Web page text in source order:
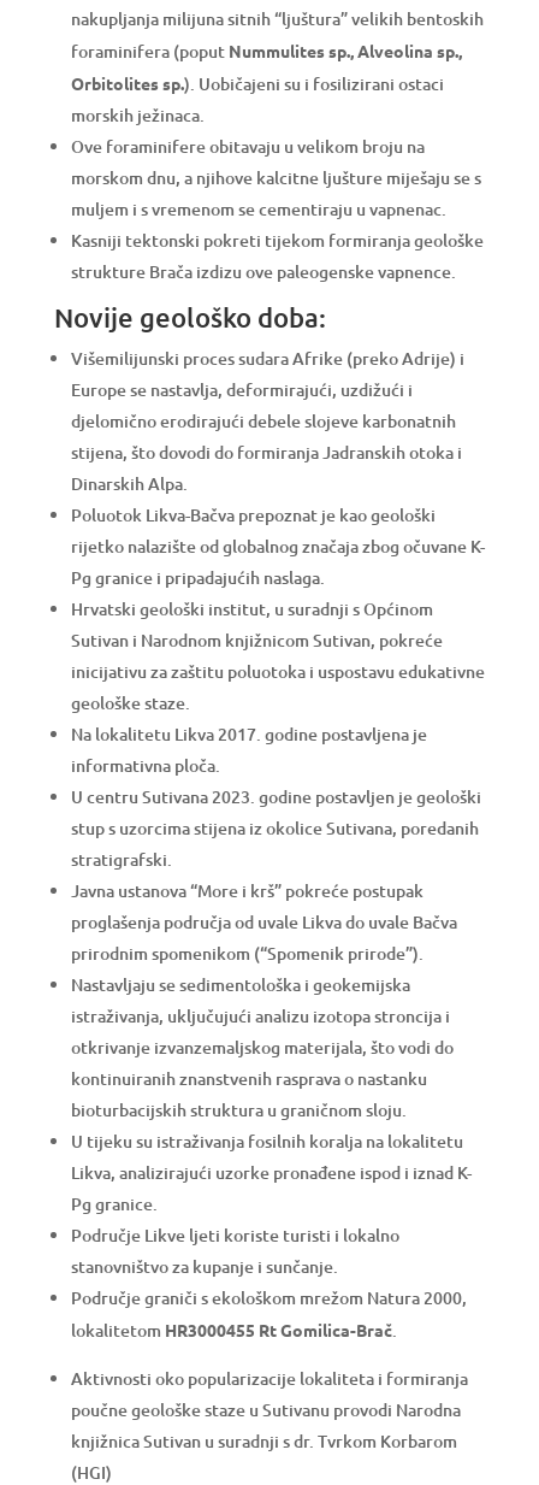
nakupljanja milijuna sitnih “ljuštura” velikih bentoskih
foraminifera (poput Nummulites sp., Alveolina sp.,
Orbitolites sp.). Uobičajeni su i fosilizirani ostaci
morskih ježinaca.
Ove foraminifere obitavaju u velikom broju na
morskom dnu, a njihove kalcitne ljušture miješaju se s
muljem i s vremenom se cementiraju u vapnenac.
Kasniji tektonski pokreti tijekom formiranja geološke
strukture Brača izdizu ove paleogenske vapnence.
Novije geološko doba:
Višemilijunski proces sudara Afrike (preko Adrije) i
Europe se nastavlja, deformirajući, uzdižući i
djelomično erodirajući debele slojeve karbonatnih
stijena, što dovodi do formiranja Jadranskih otoka i
Dinarskih Alpa.
Poluotok Likva-Bačva prepoznat je kao geološki
rijetko nalazište od globalnog značaja zbog očuvane K-
Pg granice i pripadajućih naslaga.
Hrvatski geološki institut, u suradnji s Općinom
Sutivan i Narodnom knjižnicom Sutivan, pokreće
inicijativu za zaštitu poluotoka i uspostavu edukativne
geološke staze.
Na lokalitetu Likva 2017. godine postavljena je
informativna ploča.
U centru Sutivana 2023. godine postavljen je geološki
stup s uzorcima stijena iz okolice Sutivana, poredanih
stratigrafski.
Javna ustanova “More i krš” pokreće postupak
proglašenja područja od uvale Likva do uvale Bačva
prirodnim spomenikom (“Spomenik prirode”).
Nastavljaju se sedimentološka i geokemijska
istraživanja, uključujući analizu izotopa stroncija i
otkrivanje izvanzemaljskog materijala, što vodi do
kontinuiranih znanstvenih rasprava o nastanku
bioturbacijskih struktura u graničnom sloju.
U tijeku su istraživanja fosilnih koralja na lokalitetu
Likva, analizirajući uzorke pronađene ispod i iznad K-
Pg granice.
Područje Likve ljeti koriste turisti i lokalno
stanovništvo za kupanje i sunčanje.
Područje graniči s ekološkom mrežom Natura 2000,
lokalitetom HR3000455 Rt Gomilica-Brač.
Aktivnosti oko popularizacije lokaliteta i formiranja
poučne geološke staze u Sutivanu provodi Narodna
knjižnica Sutivan u suradnji s dr. Tvrkom Korbarom
(HGI)